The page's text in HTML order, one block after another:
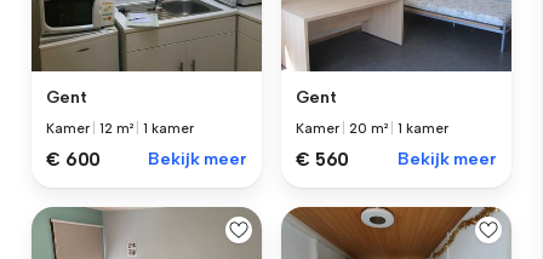
Gent
Kamer |12 m² |1 kamer
€ 600 Bekijk meer
Gent
Kamer |20 m² |1 kamer
€ 560 Bekijk meer